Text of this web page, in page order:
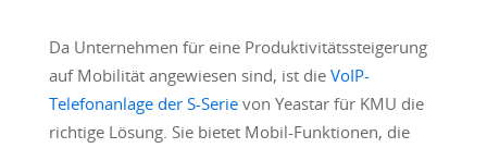
Da Unternehmen für eine Produktivitätssteigerung
auf Mobilität angewiesen sind, ist die VoIP-
Telefonanlage der S-Serievon Yeastar für KMU die
richtige Lösung. Sie bietet Mobil-Funktionen, die